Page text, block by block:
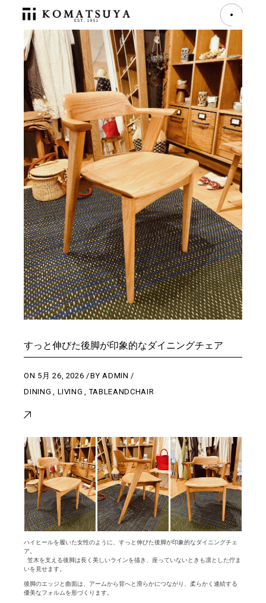
すっと伸びた後脚が印象的なダイニングチェア
ON 5月 26, 2026 BY ADMIN
DINING
LIVING ,TABLEANDCHAIR
ハイヒールを履いた女性のように、すっと伸びた後脚が印象的なダイニングチェ
ア。
笠木を支える後脚は長く美しいラインを描き、座っていないときも凛とした佇ま
いを見せます。
後脚のエッジと曲面は、アームから背へと滑らかにつながり、柔らかく連続する
優美なフォルムを形づくります。